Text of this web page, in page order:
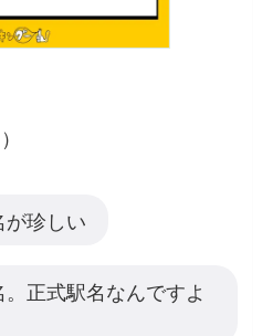
が珍しい
正式駅名なんですよ